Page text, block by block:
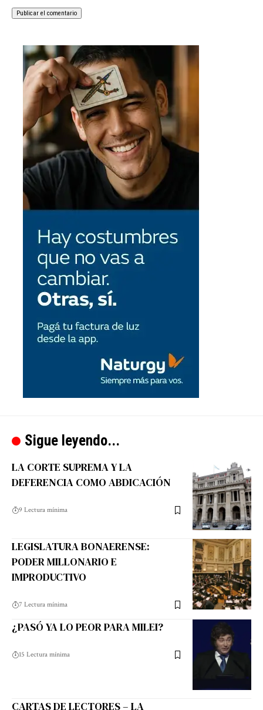
Sigue leyendo...
LA CORTE SUPREMA Y LA
DEFERENCIA COMO ABDICACIÓN
9 Lectura mínima
LEGISLATURA BONAERENSE:
PODER MILLONARIO E
IMPRODUCTIVO
7 Lectura mínima
¿PASÓ YA LO PEOR PARA MILEI?
15 Lectura mínima
CARTAS DE LECTORES – LA